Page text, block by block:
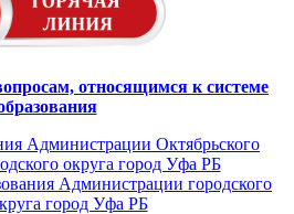
относящимся к системе
Администрации Октябрьского
округа город Уфа РБ
Администрации городского
город Уфа РБ